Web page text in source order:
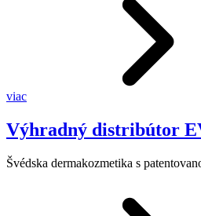
viac
Výhradný distribútor
Švédska dermakozmetika s